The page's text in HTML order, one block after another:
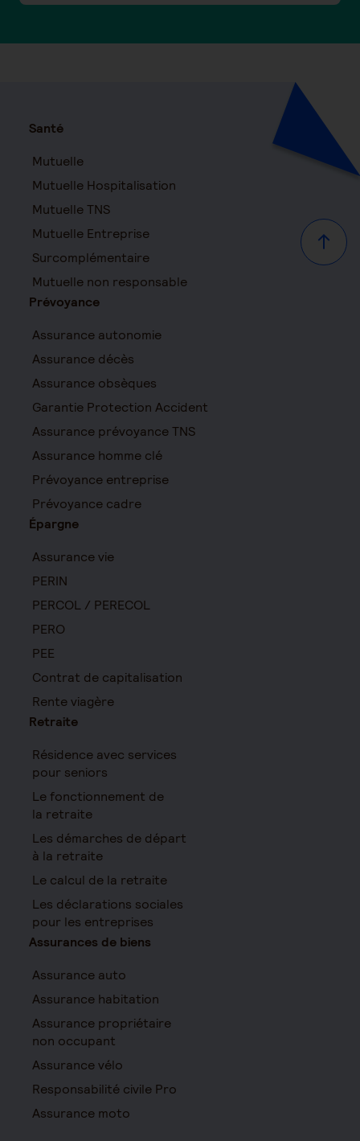
Haut
Santé
Mutuelle
Mutuelle Hospitalisation
Mutuelle TNS
Mutuelle Entreprise
Surcomplémentaire
Mutuelle non responsable
Prévoyance
Assurance autonomie
Assurance décès
Assurance obsèques
Garantie Protection Accident
Assurance prévoyance TNS
Assurance homme clé
Prévoyance entreprise
Prévoyance cadre
Épargne
Assurance vie
PERIN
PERCOL / PERECOL
PERO
PEE
Contrat de capitalisation
Rente viagère
Retraite
Résidence avec services
pour seniors
Le fonctionnement de
la retraite
Les démarches de départ
à la retraite
Le calcul de la retraite
Les déclarations sociales
pour les entreprises
Assurances de biens
Assurance auto
Assurance habitation
Assurance propriétaire
non occupant
Assurance vélo
Responsabilité civile Pro
Assurance moto